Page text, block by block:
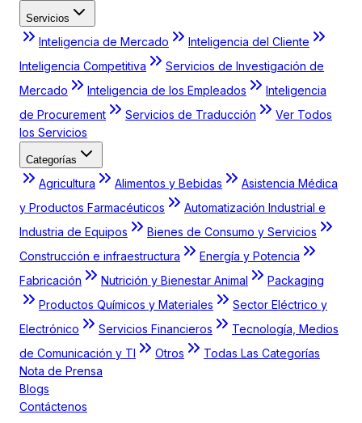
Servicios
Inteligencia de Mercado
Inteligencia del Cliente
Inteligencia Competitiva
Servicios de Investigación de
Mercado
Inteligencia de los Empleados
Inteligencia
de Procurement
Servicios de Traducción
Ver Todos
los Servicios
Categorías
Agricultura Alimentos y Bebidas
Asistencia Médica
y Productos Farmacéuticos
Automatización Industrial e
Industria de Equipos
Bienes de Consumo y Servicios
Construcción e infraestructura
Energía y Potencia
Fabricación
Nutrición y Bienestar Animal
Packaging
Productos Químicos y Materiales
Sector Eléctrico y
Electrónico
Servicios Financieros
Tecnología, Medios
de Comunicación y TI
Otros
Todas Las Categorías
Nota de Prensa
Blogs
Contáctenos